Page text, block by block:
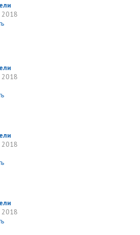
2018
2018
2018
2018